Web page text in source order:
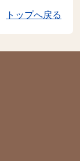
トップへ戻る